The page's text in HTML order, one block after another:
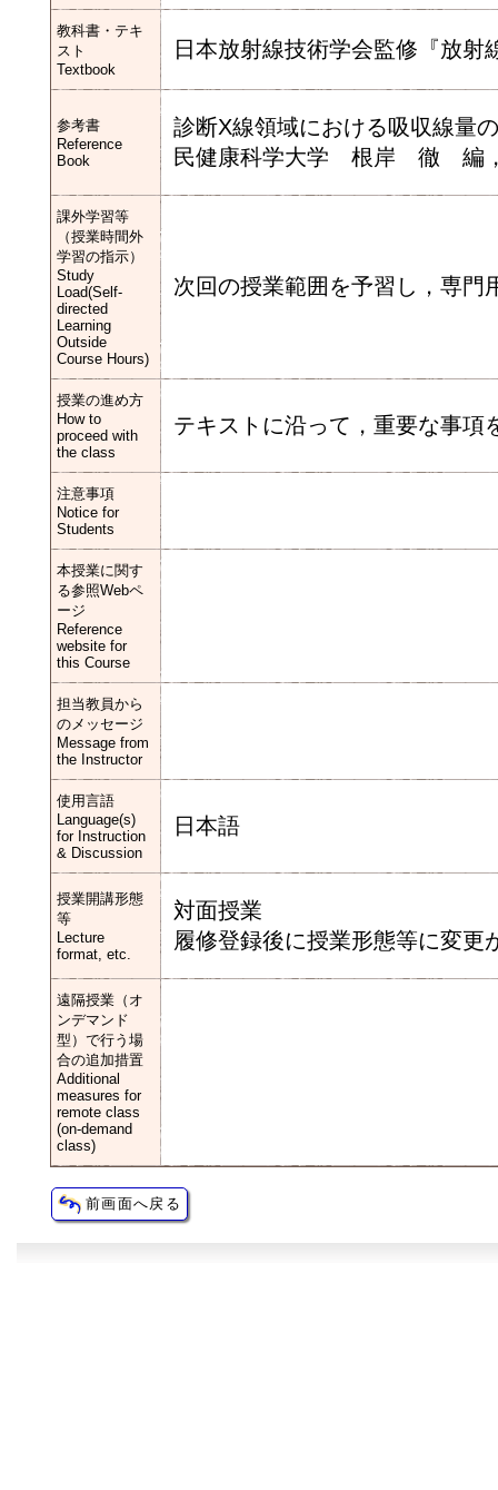
教科書・テキ
スト
Textbook
日本放射線技術学会監修『放
参考書
Reference
Book
診断X線領域における吸収線量
民健康科学大学 根岸 徹 編
課外学習等
（授業時間外
学習の指示）
Study
Load(Self-
directed
Learning
Outside
Course Hours)
次回の授業範囲を予習し，専門
授業の進め方
How to
proceed with
the class
テキストに沿って，重要な事項
注意事項
Notice for
Students
本授業に関す
る参照Webペ
ージ
Reference
website for
this Course
担当教員から
のメッセージ
Message from
the Instructor
使用言語
Language(s)
for Instruction
& Discussion
日本語
授業開講形態
等
Lecture
format, etc.
対面授業
履修登録後に授業形態等に変更
遠隔授業（オ
ンデマンド
型）で行う場
合の追加措置
Additional
measures for
remote class
(on-demand
class)